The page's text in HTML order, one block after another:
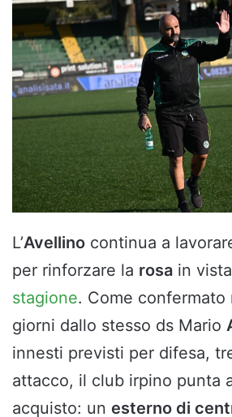
L’Avellino continua a
per rinforzare la rosa in
stagione. Come confermato
giorni dallo stesso ds Mario
innesti previsti per difesa,
attacco, il club irpino punta
acquisto: un esterno di